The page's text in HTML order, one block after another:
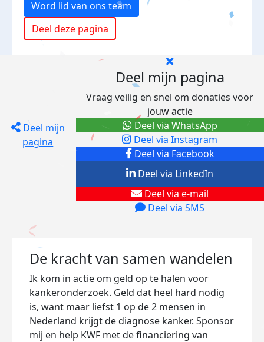
Word lid van ons team
Deel deze pagina
Deel mijn
pagina
Deel mijn pagina
Vraag veilig en snel om donaties voor
jouw actie
Deel via Facebook
Deel via Instagram
Deel via e-mail
Deel via SMS
Deel via LinkedIn
Deel via WhatsApp
De kracht van samen wandelen
Ik kom in actie om geld op te halen voor
kankeronderzoek. Geld dat heel hard nodig
is, want maar liefst 1 op de 2 mensen in
Nederland krijgt de diagnose kanker. Sponsor
mij en help KWF met de financiering van